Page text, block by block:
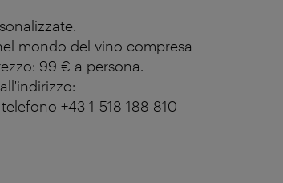
mondo del vino compresa
99 € a persona.
+43-1-518 188 810